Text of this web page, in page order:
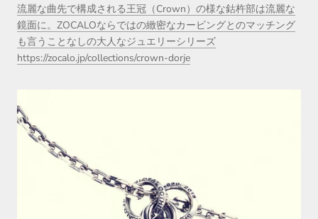
流麗な曲先で構成される王冠（Crown）の様な鈷杵部は流麗な
鏡面に。ZOCALOならではの緻密なカービングとのマッチング
も言うことなしの大人なジュエリーシリーズ
https://zocalo.jp/collections/crown-dorje